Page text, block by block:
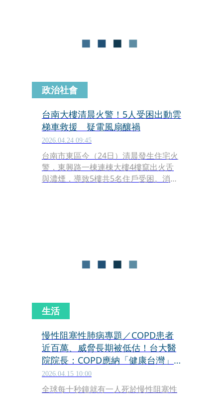
型藥物疹」。
政治社會
台南大樓清晨火警！5人受困出動雲
梯車救援 疑電風扇釀禍
2026.04.24 09:45
台南市東區今（24日）清晨發生住宅火
警，東興路一棟連棟大樓4樓竄出火舌
與濃煙，導致5樓共5名住戶受困。消防
生活
慢性阻塞性肺病專題／COPD患者
近百萬、威脅長期被低估！台大醫
院院長：COPD應納「健康台灣」
慢病管理 健保治療接軌國際指引
2026.04.15 10:00
全球每十秒鐘就有一人死於慢性阻塞性